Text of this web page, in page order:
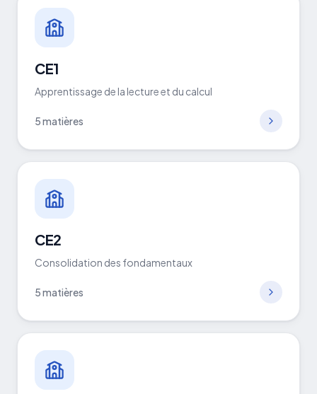
CE1
Apprentissage de la lecture et du calcul
5matières
CE2
Consolidation des fondamentaux
5matières